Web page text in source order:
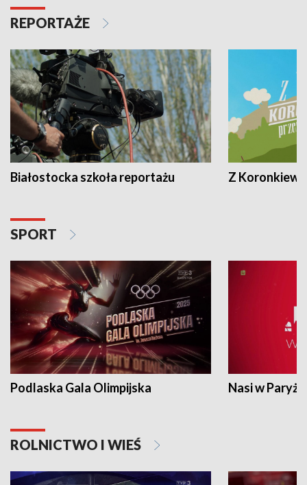
REPORTAŻE
Białostocka szkoła reportażu Z
SPORT
Podlaska Gala Olimpijska Nasi w Paryżu
ROLNICTWO I WIEŚ